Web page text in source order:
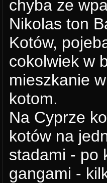
chyba że
Nikolas ton
Kotów,
cokolwiek w
mieszkanie
kotom.
Na Cyprze
kotów na
stadami - po
gangami -